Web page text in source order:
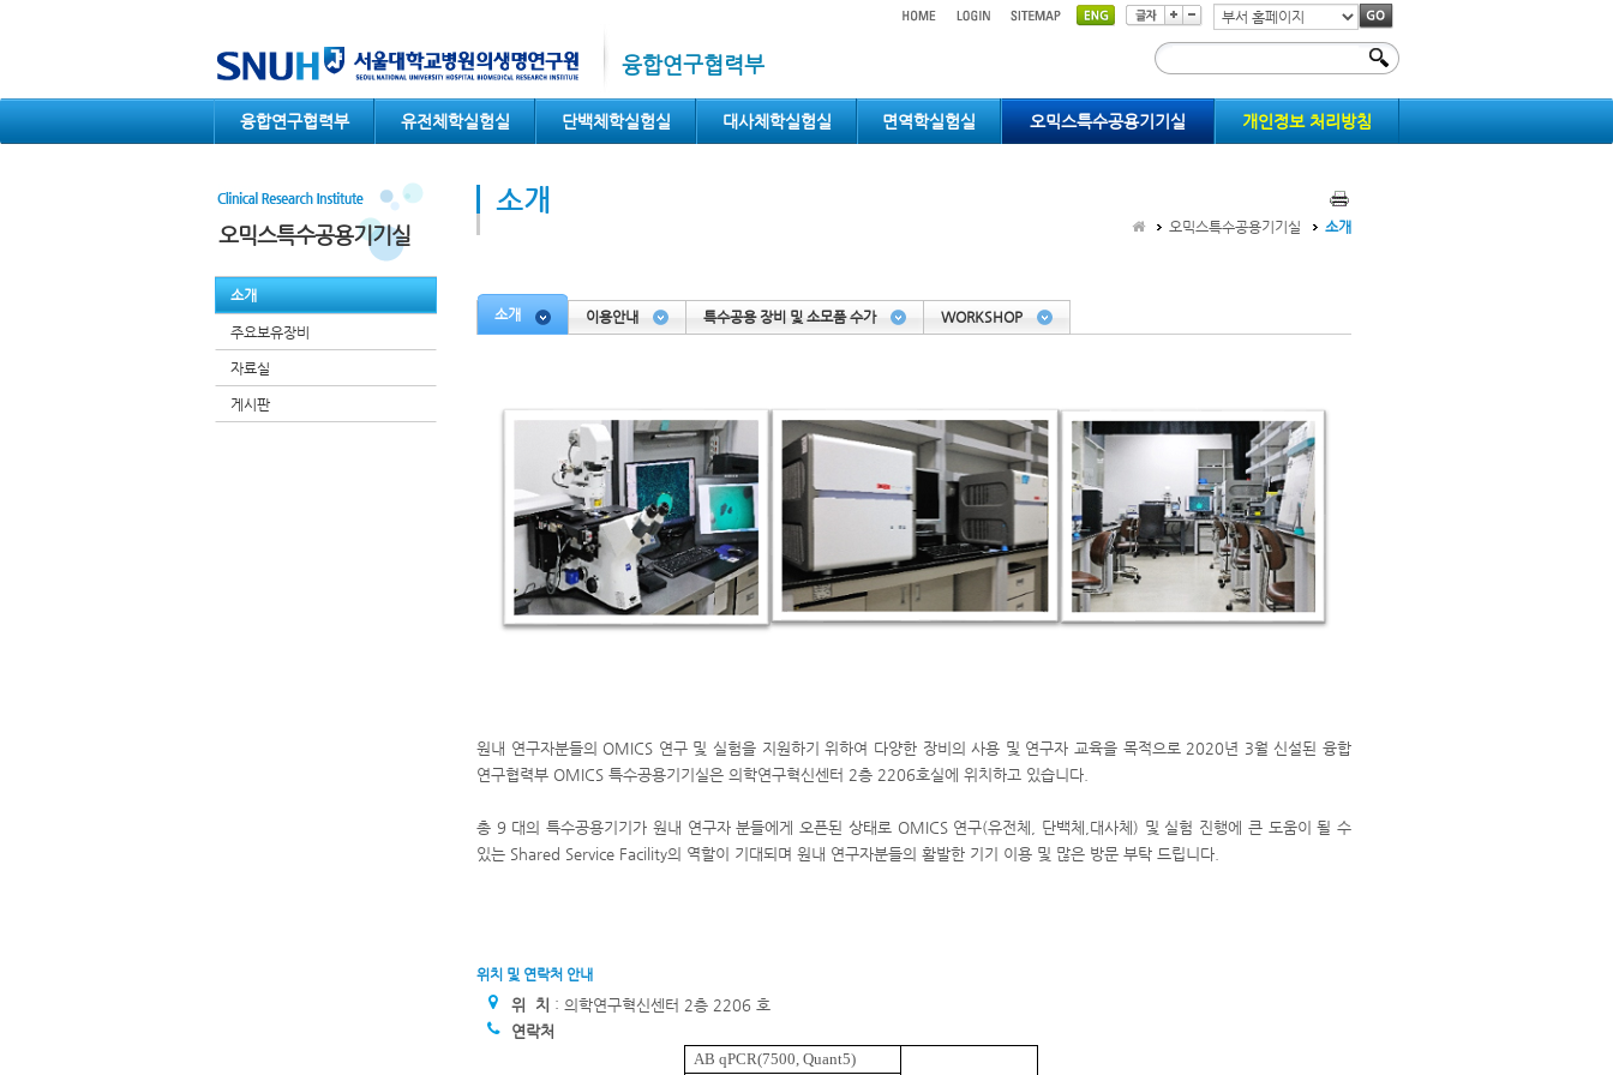
융합연구협력부
부
서
페
이
지
융합연구협력부 유전체학실험실 단백체학실험실 대사체학실험실 면역학실험실 오믹스특수공용기기실 개인정보 처리방침
오믹스특수공용기기실
소개
주요보유장비
자료실
게시판
소개
오믹스특수공용기기실 소개
소개 이용안내 특수공용 장비 및 소모품 수가 WORKSHOP
원내 연구자분들의 OMICS 연구 및 실험을 지원하기 위하여 다양한 장비의 사용 및 연구자 교육을 목적으로 2020년 3월 신설된 융합
연구협력부 OMICS 특수공용기기실은 의학연구혁신센터 2층 2206호실에 위치하고 있습니다.
총 9 대의 특수공용기기가 원내 연구자 분들에게 오픈된 상태로 OMICS 연구(유전체, 단백체,대사체) 및 실험 진행에 큰 도움이 될 수
있는 Shared Service Facility의 역할이 기대되며 원내 연구자분들의 활발한 기기 이용 및 많은 방문 부탁 드립니다.
위치 및 연락처 안내
위 치 : 의학연구혁신센터 2층 2206 호
연락처
AB qPCR(7500, Quant5)